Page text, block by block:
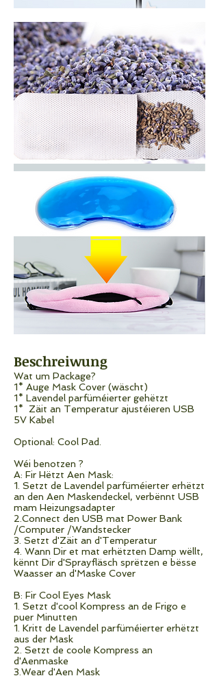
Beschreiwung
Wat um Package?
1* Auge Mask Cover (wäscht)
1* Lavendel parfüméierter gehëtzt
1* Zäit an Temperatur ajustéieren USB
5V Kabel
Optional: Cool Pad.
Wéi benotzen ?
A: Fir Hëtzt Aen Mask:
1. Setzt de Lavendel parfüméierter erhëtzt
an den Aen Maskendeckel, verbënnt USB
mam Heizungsadapter
2.Connect den USB mat Power Bank
/Computer /Wandstecker
3. Setzt d'Zäit an d'Temperatur
4. Wann Dir et mat erhëtzten Damp wëllt,
kënnt Dir d'Sprayfläsch sprëtzen e bësse
Waasser an d'Maske Cover
B: Fir Cool Eyes Mask
1. Setzt d'cool Kompress an de Frigo e
puer Minutten
1. Kritt de Lavendel parfüméierter erhëtzt
aus der Mask
2. Setzt de coole Kompress an
d'Aenmaske
3.Wear d'Aen Mask